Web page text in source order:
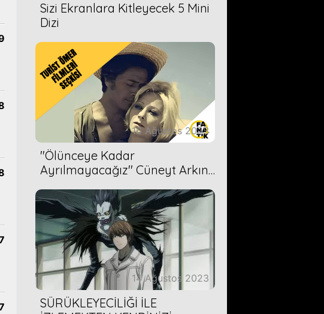
Sizi Ekranlara Kitleyecek 5 Mini
Dizi
16 Ağustos 2023
''Ölünceye Kadar
Ayrılmayacağız'' Cüneyt Arkın-
14 Ağustos 2023
SÜRÜKLEYECİLİĞİ İLE